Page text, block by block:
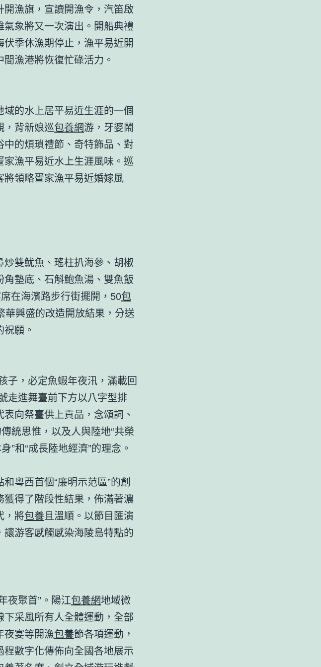
漁旗，宣讀開漁令，汽笛啟
象將又一次演出。開船典禮
季休漁期停止，漁平易近開
漁港將恢復忙碌活力。
的水上居平易近生涯的一個
，背新娘巡包養網游，牙婆鬧
中的煩瑣禮節、奇特飾品、對
漁平易近水上生涯風味。巡
領略疍家漁平易近婚嫁風
雙魷魚、瑤柱扒海參、胡椒
墊底、石斛鮑魚湯、雙魚飯
在海濱路步行街擺開，50包
興盛的改造開放結果，分送
願。
，必定魚蝦年夜汛，滿載回
走進舞臺前下方以八字型排
向祭臺供上貢品，念頌詞、
統思惟，以及人與陸地“共榮
”和“成長陸地經濟”的理念。
粵西首個“廉明示范區”的創
得了階段性結果，佈滿著濃
，將包養且溫順。以節目匯演
游客感觸感染海陵島特點的
聚首”。陽江包養網地域微
采風所有人全體運動，全部
夜宴等開漁包養節各項運動，
數字化傳佈向全國各地展示